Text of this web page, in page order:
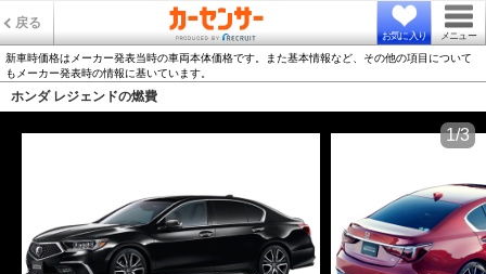
戻る
お気に入り メニュー
新車時価格はメーカー発表当時の車両本体価格です。また基本情報など、その他の項目について
もメーカー発表時の情報に基いています。
ホンダ レジェンドの燃費
1/3